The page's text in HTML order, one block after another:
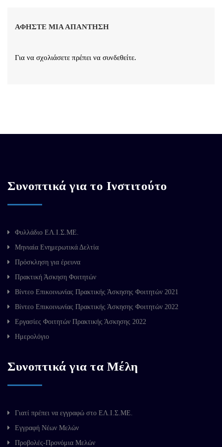
ΑΦΉΣΤΕ ΜΙΑ ΑΠΆΝΤΗΣΗ
Για να σχολιάσετε πρέπει να συνδεθείτε.
Συνοπτικά για το Ινστιτούτο
Φυλλάδιο ΕΛ.Ι.Σ.ΜΕ.
Μηνιαία Ενημερωτικά Δελτία
Πρόσκληση για έρευνα
Πρακτική Άσκηση Φοιτητών
Βίντεο Επικοινωνίας Πρακτικής Άσκησης Φοιτητών 2021
Βίντεο Επικοινωνίας Πρακτικής Άσκησης Φοιτητών 2022
Εργασίες Φοιτητών Πρακτικής Άσκησης 2022
Ημερολόγιο
Συνοπτικά για τα Μέλη
Γιατί πρέπει να εγγραφώ στο ΕΛ.Ι.Σ.ΜΕ.
Εγγραφή Νέων Μελών
Προβολές-Προνόμια Μελών